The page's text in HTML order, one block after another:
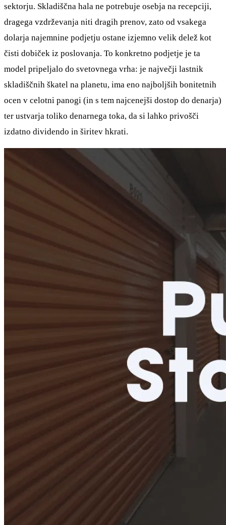
sektorju. Skladiščna hala ne potrebuje osebja na recepciji,
dragega vzdrževanja niti dragih prenov, zato od vsakega
dolarja najemnine podjetju ostane izjemno velik delež kot
čisti dobiček iz poslovanja. To konkretno podjetje je ta
model pripeljalo do svetovnega vrha: je največji lastnik
skladiščnih škatel na planetu, ima eno najboljših bonitetnih
ocen v celotni panogi (in s tem najcenejši dostop do denarja)
ter ustvarja toliko denarnega toka, da si lahko privošči
izdatno dividendo in širitev hkrati.